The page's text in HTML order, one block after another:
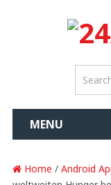
MENU
Home / Android